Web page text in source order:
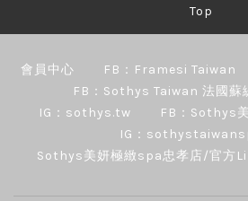
Top
會員中心 FB：Framesi Taiwan
FB：Sothys Taiwan 法國蘇
IG：sothys.tw
FB：Sothys
IG：
Sothys美妍極緻spa忠孝店/官方